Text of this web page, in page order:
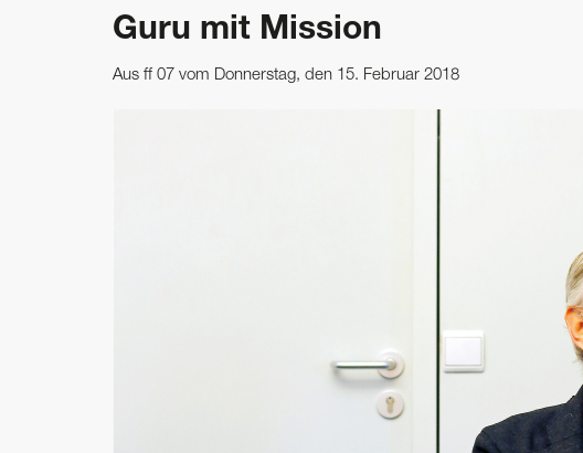
Guru mit Mission
Aus ff 07 vom Donnerstag, den 15. Februar 2018